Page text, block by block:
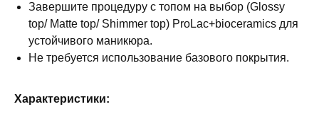
Завершите процедуру с топом на выбор (Glossy
top/ Matte top/ Shimmer top) ProLac+bioceramics для
устойчивого маникюра.
Не требуется использование базового покрытия.
Характеристики: